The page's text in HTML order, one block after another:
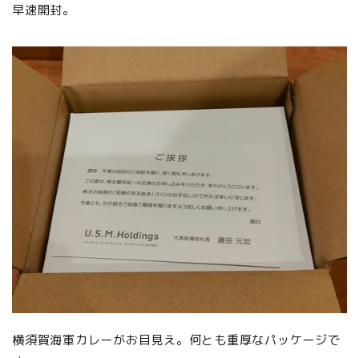
早速開封。
横須賀海軍カレーがお目見え。何とも重厚なパッケージで